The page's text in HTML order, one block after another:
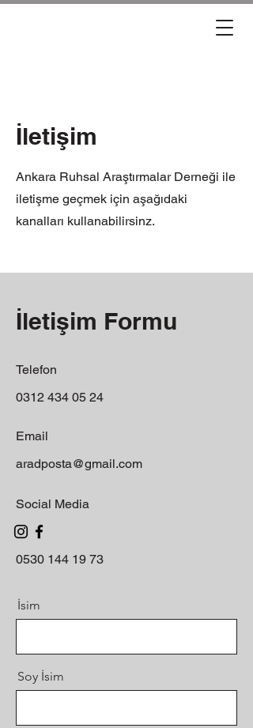
İletişim
Ankara Ruhsal Araştırmalar Derneği ile
iletişme geçmek için aşağıdaki
kanalları kullanabilirsinz.
İletişim Formu
Telefon
0312 434 05 24
Email
aradposta@gmail.com
Social Media
0530 144 19 73
İsim
Soy İsim